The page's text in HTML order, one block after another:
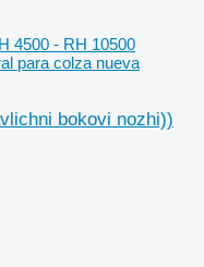
4500 - RH 10500
para colza nueva
bokovi nozhi))